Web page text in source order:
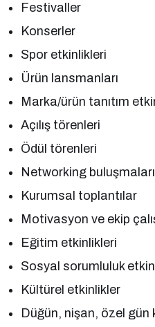
Festivaller
Konserler
Spor etkinlikleri
Ürün lansmanları
Marka/ürün tanıtım
Açılış törenleri
Ödül törenleri
Networking buluşmaları
Kurumsal toplantılar
Motivasyon ve ekip
Eğitim etkinlikleri
Sosyal sorumluluk
Kültürel etkinlikler
Düğün, nişan, özel gün